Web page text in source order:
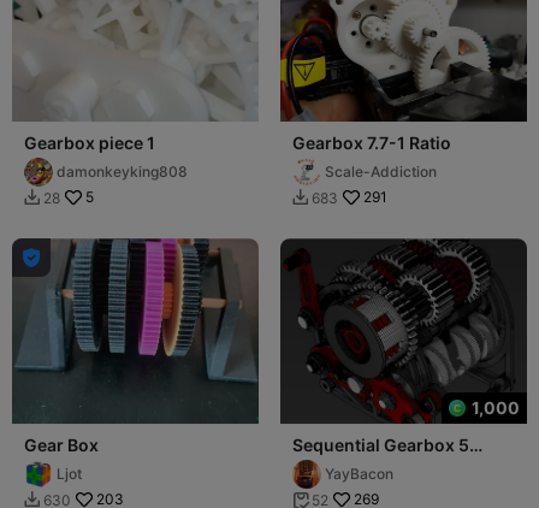
Gearbox piece 1
damonkeyking808
 28 5
Gearbox 7.7-1 Ratio
Scale-Addiction
 683 291

Gear Box
Ljot
 630 203
1,000
Sequential Gearbox 5
Speed Motorcycle
Transmission
YayBacon
 52 269